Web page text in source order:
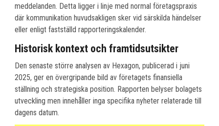
meddelanden. Detta ligger i linje med normal företagspraxis
där kommunikation huvudsakligen sker vid särskilda händelser
eller enligt fastställd rapporteringskalender.
Historisk kontext och framtidsutsikter
Den senaste större analysen av Hexagon, publicerad i juni
2025, ger en övergripande bild av företagets finansiella
ställning och strategiska position. Rapporten belyser bolagets
utveckling men innehåller inga specifika nyheter relaterade till
dagens datum.